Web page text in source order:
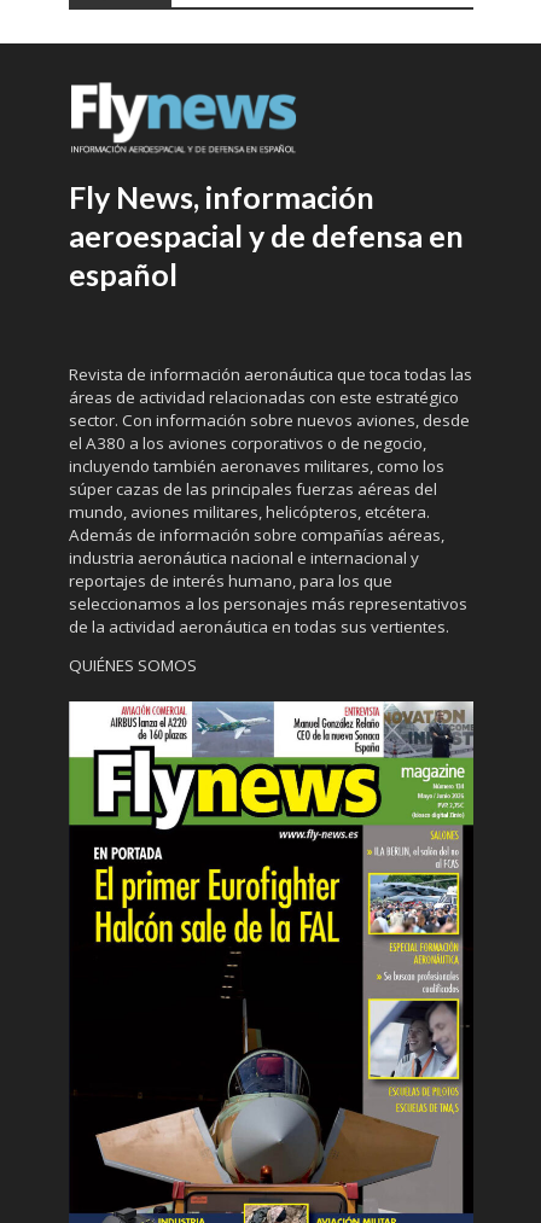
Fly News, información
aeroespacial y de defensa en
español
Revista de información aeronáutica que toca todas las
áreas de actividad relacionadas con este estratégico
sector. Con información sobre nuevos aviones, desde
el A380 a los aviones corporativos o de negocio,
incluyendo también aeronaves militares, como los
súper cazas de las principales fuerzas aéreas del
mundo, aviones militares, helicópteros, etcétera.
Además de información sobre compañías aéreas,
industria aeronáutica nacional e internacional y
reportajes de interés humano, para los que
seleccionamos a los personajes más representativos
de la actividad aeronáutica en todas sus vertientes.
QUIÉNES SOMOS